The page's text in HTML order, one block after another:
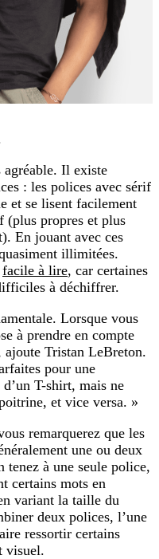
agréable. Il existe
: les polices avec sérif
et se lisent facilement
(plus propres et plus
En jouant avec ces
illimitées.
facile à lire, car certaines
à déchiffrer.
Lorsque vous
à prendre en compte
ajoute Tristan LeBreton.
pour une
T-shirt, mais ne
et vice versa. »
remarquerez que les
une ou deux
tenez à une seule police,
certains mots en
variant la taille du
deux polices, l’une
ressortir certains
visuel.